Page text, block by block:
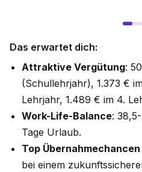
Das erwartet dich:
Attraktive Vergütung:
(Schullehrjahr), 1.373 €
Lehrjahr, 1.489 € im 4.
Work-Life-Balance:
Tage Urlaub.
Top Übernahmechancen
bei einem